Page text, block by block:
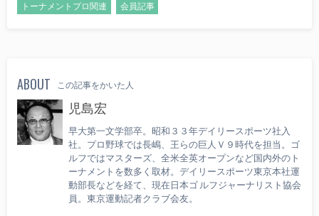
トーナメントプロ関連 会員記事
ABOUT この記事をかいた人
児島宏
早大第一文学部卒。昭和３３年デイリースポーツ社入
社。プロ野球では長嶋、王らの巨人Ｖ９時代を担当。ゴ
ルフではマスターズ、全米全英オープンなど国内外のト
ーナメントを数多く取材。デイリースポーツ東京本社運
動部長などを経て、現在日本ゴ ルフジャーナリスト協会
員。東京運動記者クラブ会友。